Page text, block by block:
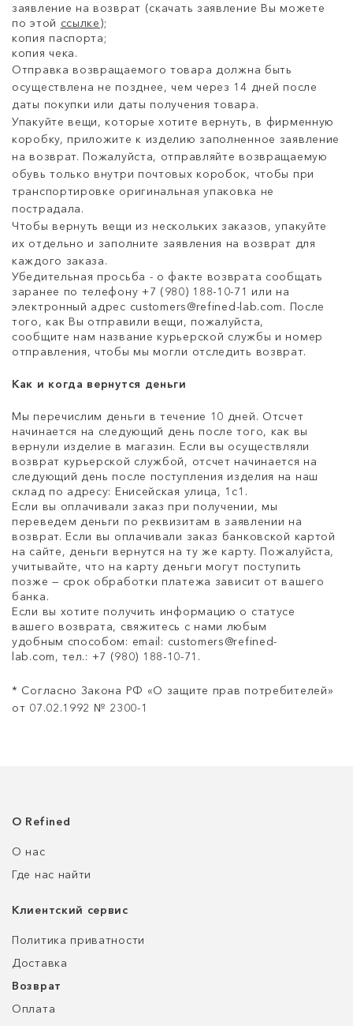
заявление на возврат (cкачать заявление Вы можете
по этой ссылке);
копия паспорта;
копия чека.
Отправка возвращаемого товара должна быть
осуществлена не позднее, чем через 14 дней после
даты покупки или даты получения товара.
Упакуйте вещи, которые хотите вернуть, в фирменную
коробку, приложите к изделию заполненное заявление
на возврат. Пожалуйста, отправляйте возвращаемую
обувь только внутри почтовых коробок, чтобы при
транспортировке оригинальная упаковка не
пострадала.
Чтобы вернуть вещи из нескольких заказов, упакуйте
их отдельно и заполните заявления на возврат для
каждого заказа.
Убедительная просьба - о факте возврата сообщать
заранее по телефону +7 (980) 188-10-71 или на
электронный адрес customers@refined-lab.com. После
того, как Вы отправили вещи, пожалуйста,
сообщите нам название курьерской службы и номер
отправления, чтобы мы могли отследить возврат.
Как и когда вернутся деньги
Мы перечислим деньги в течение 10 дней. Отсчет
начинается на следующий день после того, как вы
вернули изделие в магазин. Если вы осуществляли
возврат курьерской службой, отсчет начинается на
следующий день после поступления изделия на наш
склад по адресу: Енисейская улица, 1с1.
Если вы оплачивали заказ при получении, мы
переведем деньги по реквизитам в заявлении на
возврат. Если вы оплачивали заказ банковской картой
на сайте, деньги вернутся на ту же карту. Пожалуйста,
учитывайте, что на карту деньги могут поступить
позже — срок обработки платежа зависит от вашего
банка.
Если вы хотите получить информацию о статусе
вашего возврата, свяжитесь с нами любым
удобным способом: email: customers@refined-
lab.com, тел.: +7 (980) 188-10-71.
* Согласно Закона РФ «О защите прав потребителей»
от 07.02.1992 № 2300-1
О Refined
О нас
Где нас найти
Клиентский сервис
Политика приватности
Доставка
Возврат
Оплата